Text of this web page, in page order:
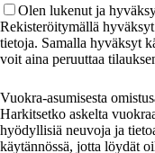
Olen lukenut ja
Rekisteröitymällä
tietoja. Samalla hyväksyt
voit aina peruuttaa
Vuokra-asumisesta
Harkitsetko askelta
hyödyllisiä neuvoja ja
käytännössä, jotta löydät